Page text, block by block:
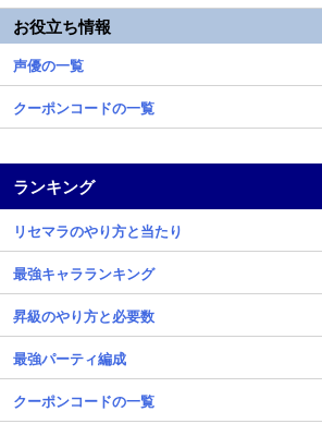
お役立ち情報
声優の一覧
クーポンコードの一覧
ランキング
リセマラのやり方と当たり
最強キャラランキング
昇級のやり方と必要数
最強パーティ編成
クーポンコードの一覧